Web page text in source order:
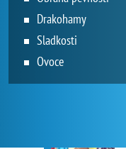
Drakohamy
Sladkosti
Ovoce